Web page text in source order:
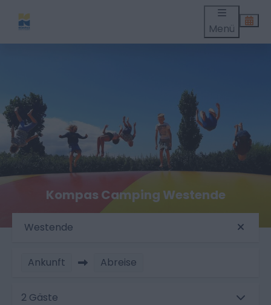
Menü
Kompas Camping Westende
Westende
Ankunft Abreise
2 Gäste